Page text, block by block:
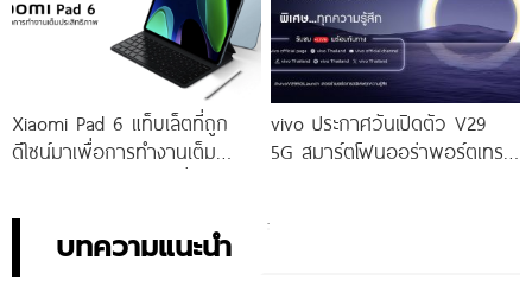
Xiaomi Pad 6 แท็บเล็ตที่ถูก
ดีไซน์มาเพื่อการทำงานเต็ม
vivo ประกาศวันเปิดตัว V29
5G สมาร์ตโฟนออร่าพอร์ตเทร
บทความแนะนำ